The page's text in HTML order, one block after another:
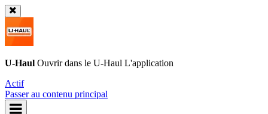
U-Haul Ouvrir dans le U-Haul L'application
Actif
Passer au contenu principal